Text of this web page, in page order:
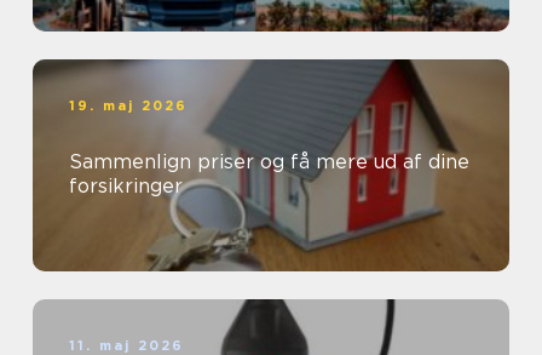
19. maj 2026
Sammenlign priser og få mere ud af dine
forsikringer
11. maj 2026